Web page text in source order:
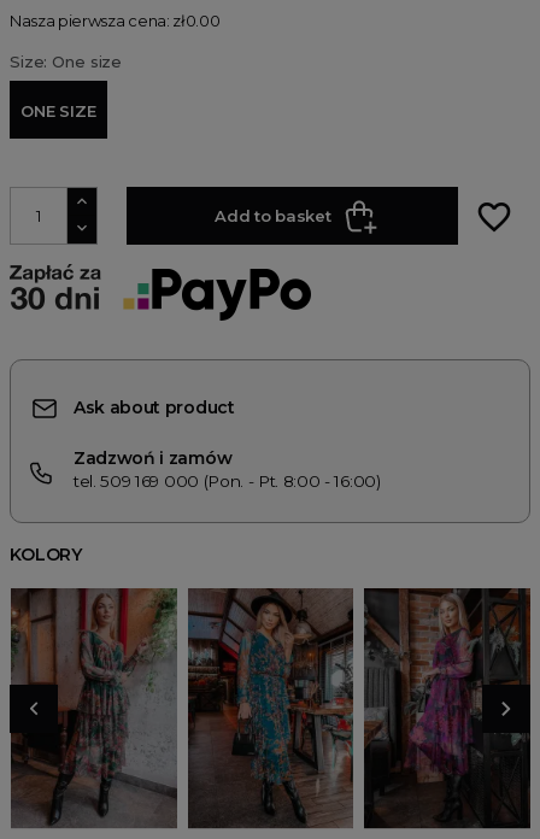
Nasza pierwsza cena: zł0.00
Size: One size
ONE SIZE
Add to basket favorite_border
Ask about product
Zadzwoń i zamów
tel. 509 169 000 (Pon. - Pt. 8:00 - 16:00)
KOLORY